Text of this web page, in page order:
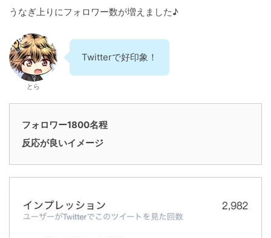
うなぎ上りにフォロワー数が増えました♪
とら
Twitterで好印象！
フォロワー1800名程
反応が良いイメージ